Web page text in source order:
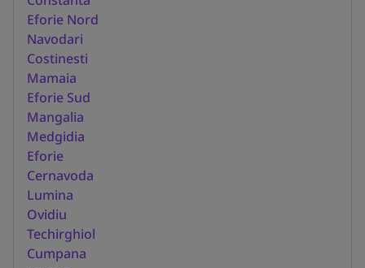
Eforie Nord
Navodari
Costinesti
Mamaia
Eforie Sud
Mangalia
Medgidia
Eforie
Cernavoda
Lumina
Ovidiu
Techirghiol
Cumpana